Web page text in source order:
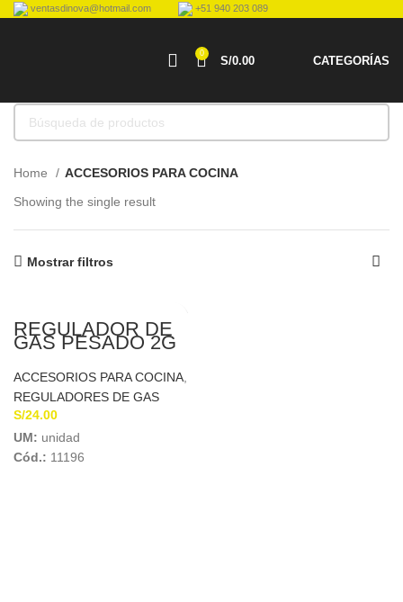
ventasdinova@hotmail.com +51 940 203 089
0
S/0.00 CATEGORÍAS
Home
ACCESORIOS PARA COCINA
Showing the single result
Mostrar filtros
REGULADOR DE
GAS PESADO 2G
GASPER
ACCESORIOS PARA COCINA
REGULADORES DE GAS
S/24.00
UM: unidad
Cód.: 11196